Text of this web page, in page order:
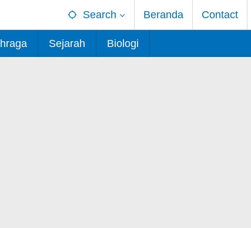
Search Beranda Contact
Sejarah Biologi